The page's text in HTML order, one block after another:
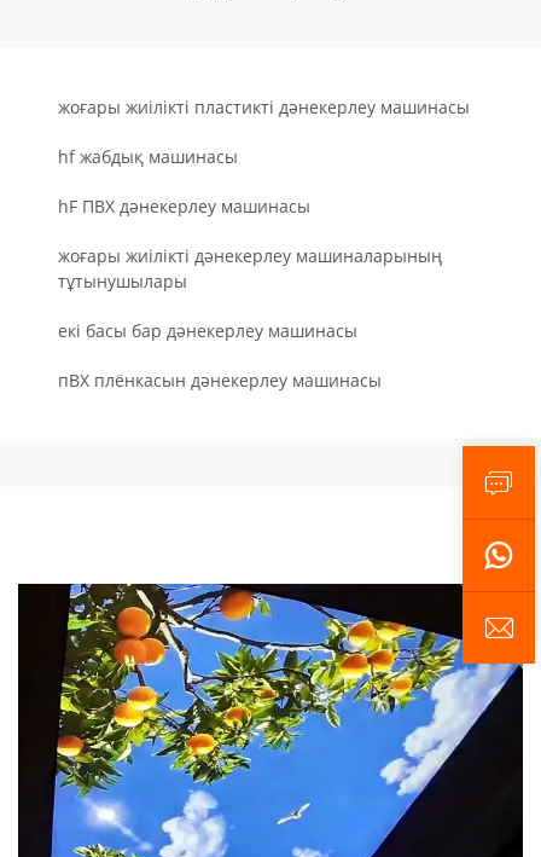
жоғары жиілікті пластикті дәнекерлеу машинасы
hf жабдық машинасы
hF ПВХ дәнекерлеу машинасы
жоғары жиілікті дәнекерлеу машиналарының
тұтынушылары
екі басы бар дәнекерлеу машинасы
пВХ плёнкасын дәнекерлеу машинасы